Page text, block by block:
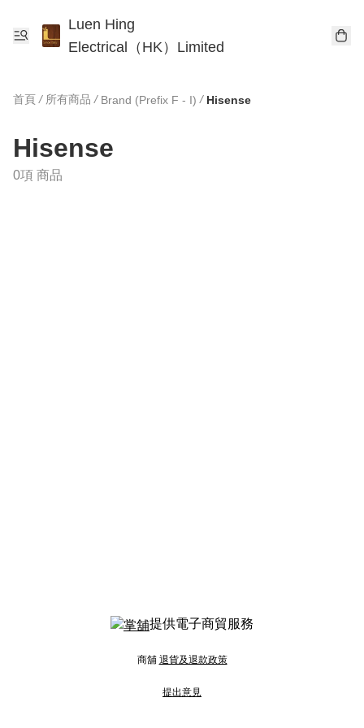
Luen Hing
Electrical（HK）Limited
首頁 / 所有商品 / Brand (Prefix F - I) / Hisense
Hisense
0項 商品
提供電子商貿服務
商舖 退貨及退款政策
提出意見